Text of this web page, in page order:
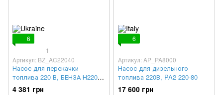
6
1
Артикул: BZ_AC22040
Насос для перекачки
топлива 220 В, БЕНЗА Н220-
40
4 381 грн
6
Артикул: AP_PA8000
Насос для дизельного
топлива 220В, PA2 220-80
17 600 грн